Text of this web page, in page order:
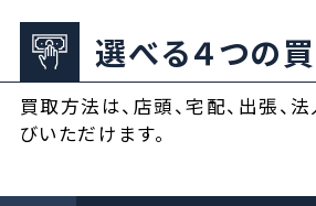
選べる４つの
買取方法は、店頭、宅配、出張、
びいただけます。